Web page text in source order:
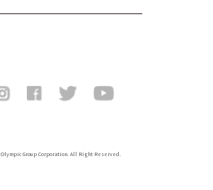
Olympic Group Corporation. All Right Reserved.